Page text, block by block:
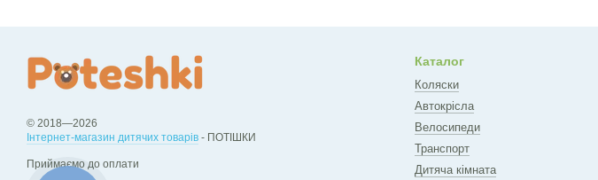
© 2018—2026
Інтернет-магазин дитячих товарів - ПОТІШКИ
Приймаємо до оплати
Каталог
Коляски
Автокрісла
Велосипеди
Транспорт
Дитяча кімната